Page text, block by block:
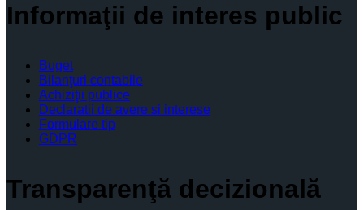
Informaţii de interes public
Buget
Bilanţuri contabile
Achiziţii publice
Declaratii de avere si interese
Formulare tip
GDPR
Transparenţă decizională